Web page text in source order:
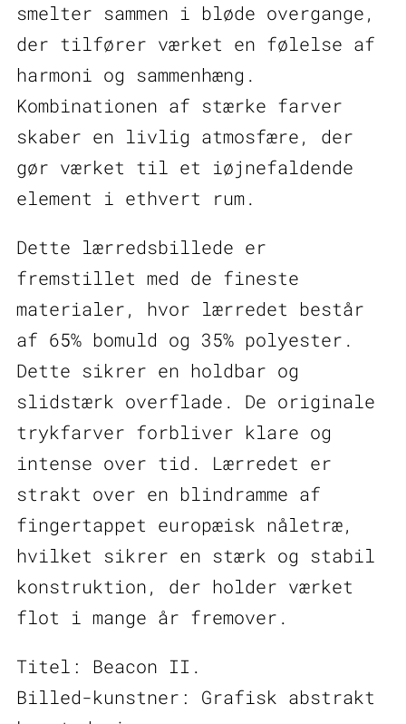
smelter sammen i bløde overgange,
der tilfører værket en følelse af
harmoni og sammenhæng.
Kombinationen af stærke farver
skaber en livlig atmosfære, der
gør værket til et iøjnefaldende
element i ethvert rum.
Dette lærredsbillede er
fremstillet med de fineste
materialer, hvor lærredet består
af 65% bomuld og 35% polyester.
Dette sikrer en holdbar og
slidstærk overflade. De originale
trykfarver forbliver klare og
intense over tid. Lærredet er
strakt over en blindramme af
fingertappet europæisk nåletræ,
hvilket sikrer en stærk og stabil
konstruktion, der holder værket
flot i mange år fremover.
Titel: Beacon II.
Billed-kunstner: Grafisk abstrakt